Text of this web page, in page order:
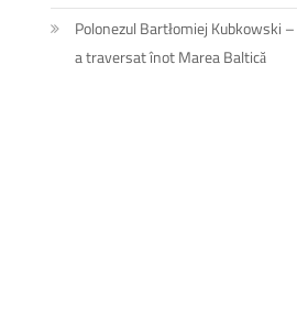
Polonezul Bartłomiej Kubkowski
a traversat înot Marea Baltică